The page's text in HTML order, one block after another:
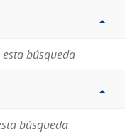
búsqueda
búsqueda